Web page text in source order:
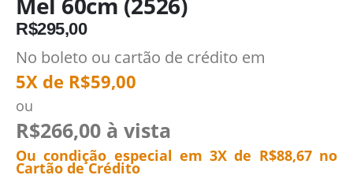
R$295,00
No boleto ou cartão de crédito em
5X de R$59,00
ou
R$266,00 à vista
Ou condição especial em 3X de R$88,67no
Cartão de Crédito